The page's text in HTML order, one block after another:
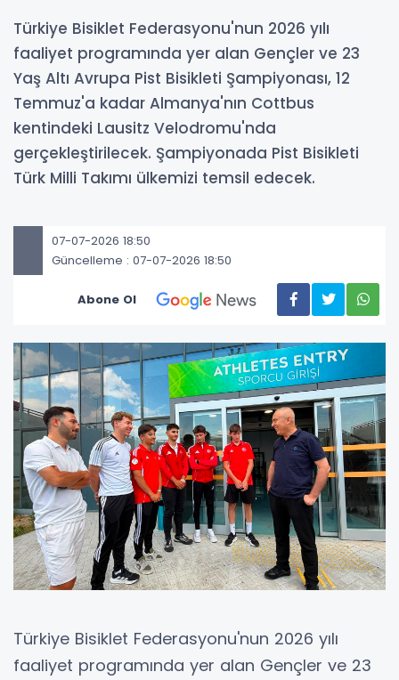
Türkiye Bisiklet Federasyonu'nun 2026 yılı
faaliyet programında yer alan Gençler ve 23
Yaş Altı Avrupa Pist Bisikleti Şampiyonası, 12
Temmuz'a kadar Almanya'nın Cottbus
kentindeki Lausitz Velodromu'nda
gerçekleştirilecek. Şampiyonada Pist Bisikleti
Türk Milli Takımı ülkemizi temsil edecek.
07-07-2026 18:50
Güncelleme : 07-07-2026 18:50
Abone Ol
Türkiye Bisiklet Federasyonu'nun 2026 yılı
faaliyet programında yer alan Gençler ve 23